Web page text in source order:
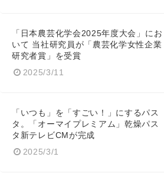
「日本農芸化学会2025年度大会」にお
いて 当社研究員が「農芸化学女性企業
研究者賞」を受賞
2025/3/11
「いつも」を「すごい！」にするパス
タ。「オーマイプレミアム」乾燥パス
タ新テレビCMが完成
2025/3/1